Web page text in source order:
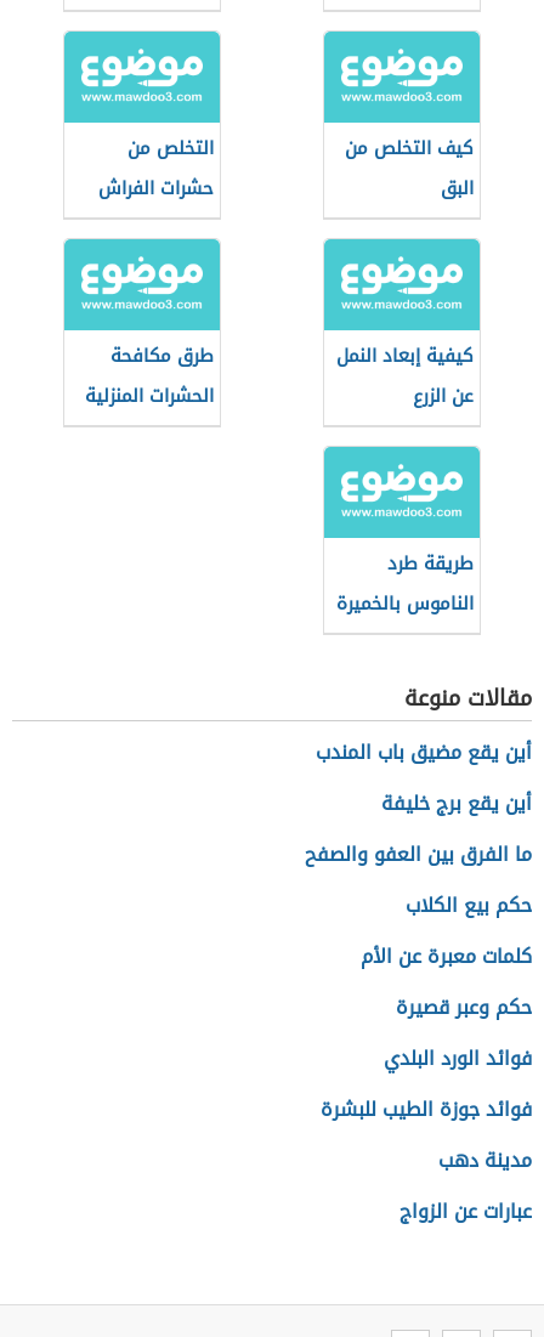
الثلاجة
كيف التخلص من
البق
التخلص من
حشرات الفراش
كيفية إبعاد النمل
عن الزرع
طرق مكافحة
الحشرات المنزلية
دون مبيدات
طريقة طرد
الناموس بالخميرة
مقالات منوعة
أين يقع مضيق باب المندب
أين يقع برج خليفة
ما الفرق بين العفو والصفح
حكم بيع الكلاب
كلمات معبرة عن الأم
حكم وعبر قصيرة
فوائد الورد البلدي
فوائد جوزة الطيب للبشرة
مدينة دهب
عبارات عن الزواج